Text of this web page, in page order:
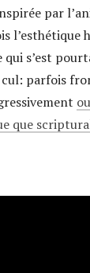
par
l’esthétique
qui s’est
parfois
que